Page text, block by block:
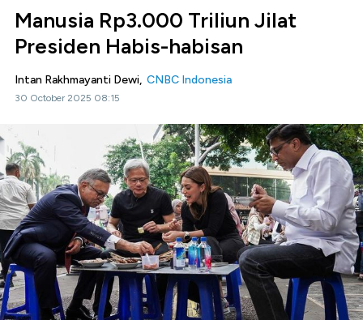
Manusia Rp3.000 Triliun Jilat
Presiden Habis-habisan
Intan Rakhmayanti Dewi, CNBC Indonesia
30 October 2025 08:15